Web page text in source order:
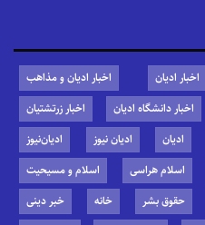
اخبار ادیان
اخبار ادیان و مذاهب
اخبار دانشگاه ادیان
اخبار زرتشتیان
ادیان ادیان نیوز
ادیان‌نیوز
اسلام هراسی
اسلام و مسیحیت
حقوق بشر خانه
خبر دینی